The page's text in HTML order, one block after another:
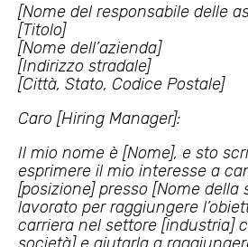
[Nome del responsabile delle
[Titolo]
[Nome dell’azienda]
[Indirizzo stradale]
[Città, Stato, Codice Postale]
Caro [Hiring Manager]:
Il mio nome è [Nome], e sto
esprimere il mio interesse a
[posizione] presso [Nome della
lavorato per raggiungere
carriera nel settore [industria]